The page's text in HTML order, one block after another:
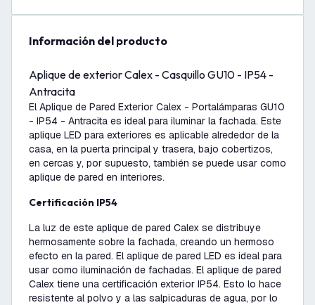
información del producto
Aplique de exterior Calex - Casquillo GU10 - IP54 -
Antracita
El Aplique de Pared Exterior Calex - Portalámparas GU10
- IP54 - Antracita es ideal para iluminar la fachada. Este
aplique LED para exteriores es aplicable alrededor de la
casa, en la puerta principal y trasera, bajo cobertizos,
en cercas y, por supuesto, también se puede usar como
aplique de pared en interiores.
Certificación IP54
La luz de este aplique de pared Calex se distribuye
hermosamente sobre la fachada, creando un hermoso
efecto en la pared. El aplique de pared LED es ideal para
usar como iluminación de fachadas. El aplique de pared
Calex tiene una certificación exterior IP54. Esto lo hace
resistente al polvo y a las salpicaduras de agua, por lo